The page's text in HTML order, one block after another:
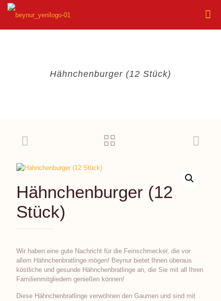
Hähnchenburger (12 Stück)
Hähnchenburger (12
Stück)
Wir haben eine gute Nachricht für die Feinschmecker, die vor
allem Hähnchenbratlinge mögen! Beynur bietet Ihnen überaus
köstliche und gesunde Hähnchenbratlinge an, die Sie mit all Ihren
Familienmitgliedern genießen können!
Diese Hähnchenbratlinge verwöhnen den Gaumen und sind mit